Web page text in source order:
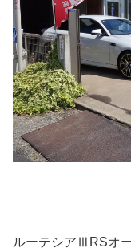
ルーテシアⅢRSオ